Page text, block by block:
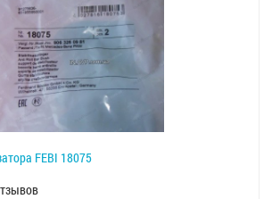
FEBI 18075